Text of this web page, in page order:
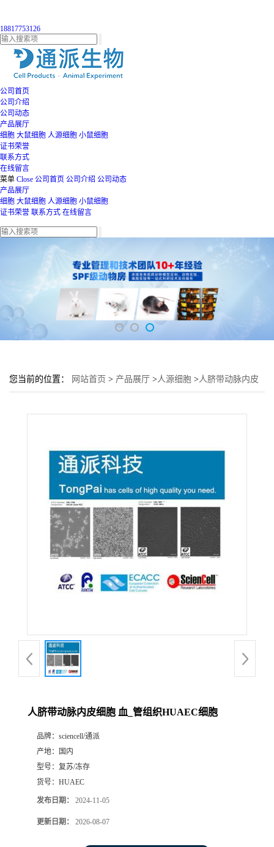
18817753126
公司首页
公司介绍
公司动态
产品展厅
细胞 大鼠细胞 人源细胞 小鼠细胞
证书荣誉
联系方式
在线留言
菜单 Close 公司首页 公司介绍 公司动态
产品展厅
细胞 大鼠细胞 人源细胞 小鼠细胞
证书荣誉 联系方式 在线留言
您当前的位置： 网站首页 > 产品展厅 >人源细胞 >人脐带动脉内皮
人脐带动脉内皮细胞 血_管组织HUAEC细胞
品牌： sciencell/通派
产地：
国内
型号： 复苏/冻存
货号： HUAEC
发布日期： 2024-11-05
更新日期： 2026-08-07